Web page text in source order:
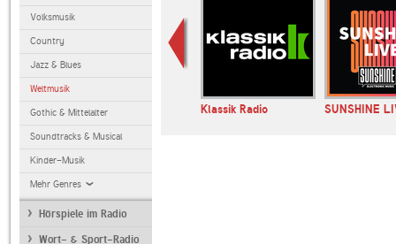
Volksmusik
Country
Jazz & Blues
Weltmusik
Gothic & Mittelalter
Soundtracks & Musical
Kinder-Musik
Mehr Genres
Hörspiele im Radio
Wort- & Sport-Radio
Radio Duisburg Dein
Klassik Radio SUNSHINE